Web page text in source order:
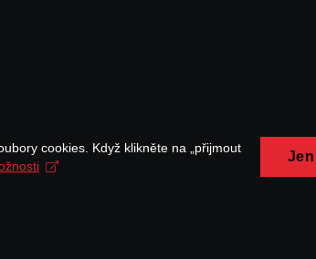
cookies. Když klikněte na „přijmout